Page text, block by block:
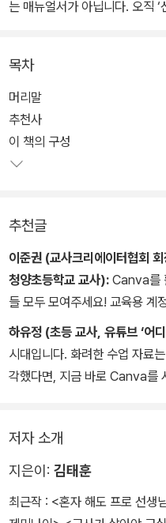
는 매뉴얼서가 아닙니다. 오직 ‘
'선생님의 꿀팁'이 있어, 혼자서
있다. 챕터 마지막의 ‘선생님의
가능성도 확인할 수 있다.
현직 교사들의 교육용 캔바 활
당장 캔바로 교실 혁명의 꿈을
목차
머리말
추천사
이 책의 구성
추천글
이준권 (교사크리에이터협회
청양초등학교 교사): Canva를
들 모두 모여주세요! 교육용 계
래스룸을 활용한 블렌딩 수업
우가 담겨 있는 책입니다.
고 학생의 참여도와 학습 효과
하유정 (초등 교사, 유튜브 ‘어
시대입니다. 화려한 수업 자료
각했다면, 지금 바로 Canva를
니다. 이 책을 통해 독창적인 에
저자 소개
지은이: 김태훈
최근작 : <혼자 해도 프로 선생